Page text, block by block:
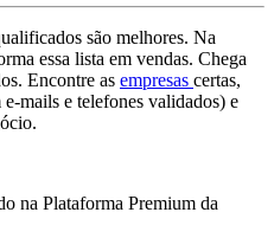
são melhores. Na
essa lista em vendas. Chega
Encontre as empresas certas,
mails e telefones validados) e
na Plataforma Premium da